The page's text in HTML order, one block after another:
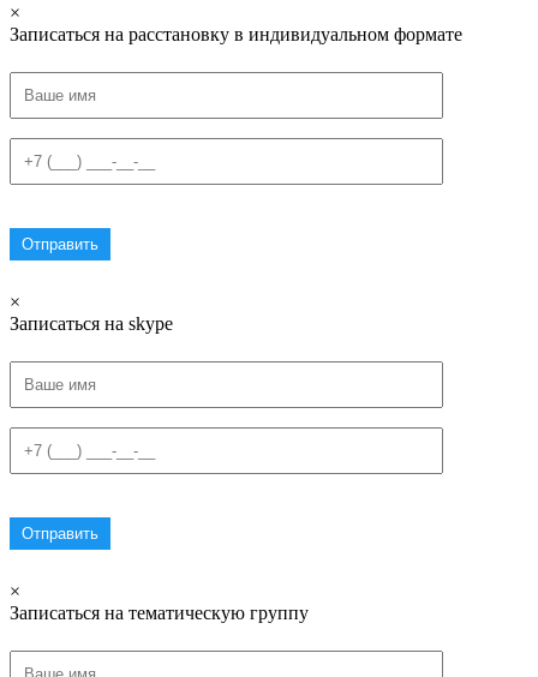
×
Записаться на расстановку в индивидуальном формате
×
Записаться на skype
×
Записаться на тематическую группу